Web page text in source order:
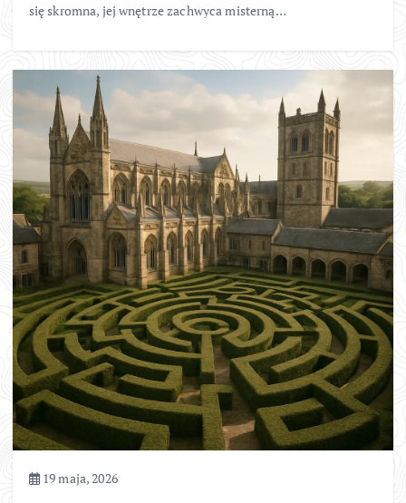
się skromna, jej wnętrze zachwyca misterną…
19 maja, 2026